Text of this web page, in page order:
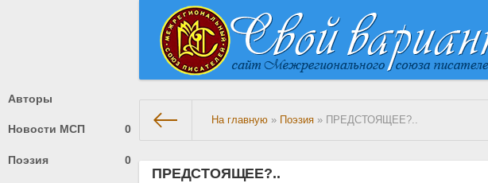
Авторы
Новости МСП 0
Поэзия 0
На главную » Поэзия » ПРЕДСТОЯЩЕЕ?..
ПРЕДСТОЯЩЕЕ?..